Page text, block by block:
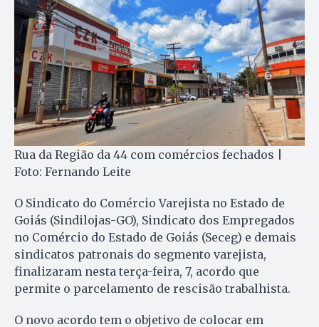
Rua da Região da 44 com comércios fechados |
Foto: Fernando Leite
O Sindicato do Comércio Varejista no Estado de
Goiás (Sindilojas-GO), Sindicato dos Empregados
no Comércio do Estado de Goiás (Seceg) e demais
sindicatos patronais do segmento varejista,
finalizaram nesta terça-feira, 7, acordo que
permite o parcelamento de rescisão trabalhista.
O novo acordo tem o objetivo de colocar em